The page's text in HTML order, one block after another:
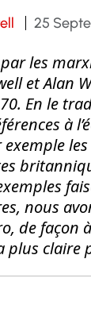
25
les
et Alan
En le
à
nous
de façon
claire